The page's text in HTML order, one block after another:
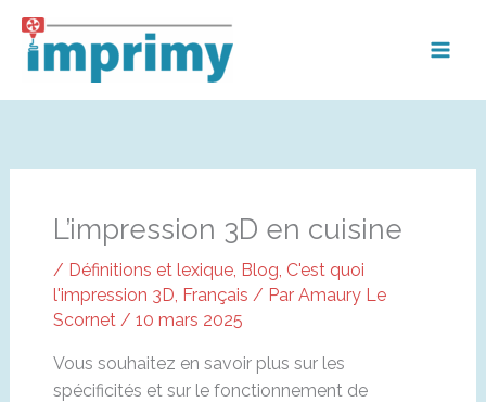
Aller
contenu
L’impression 3D en cuisine
/ Définitions et lexique, Blog, C'est quoi
l'impression 3D, Français / Par Amaury Le
Scornet / 10 mars 2025
Vous souhaitez en savoir plus sur les
spécificités et sur le fonctionnement de